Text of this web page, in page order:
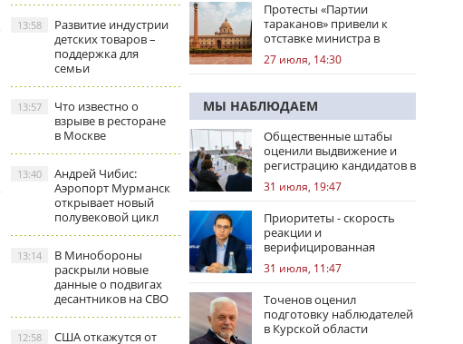
Развитие индустрии
детских товаров –
поддержка для
семьи
13:58
Что известно о
взрыве в ресторане
в Москве
13:57
Андрей Чибис:
Аэропорт Мурманск
открывает новый
полувековой цикл
13:40
В Минобороны
раскрыли новые
данные о подвигах
десантников на СВО
13:14
США откажутся от
12:58
Протесты «Партии
тараканов» привели к
отставке министра в
Индии
27 июля, 14:30
МЫ НАБЛЮДАЕМ
Общественные штабы
оценили выдвижение и
регистрацию кандидатов в
регионах
31 июля, 19:47
Приоритеты - скорость
реакции и
верифицированная
правовая позиция
31 июля, 11:47
Точенов оценил
подготовку наблюдателей
в Курской области